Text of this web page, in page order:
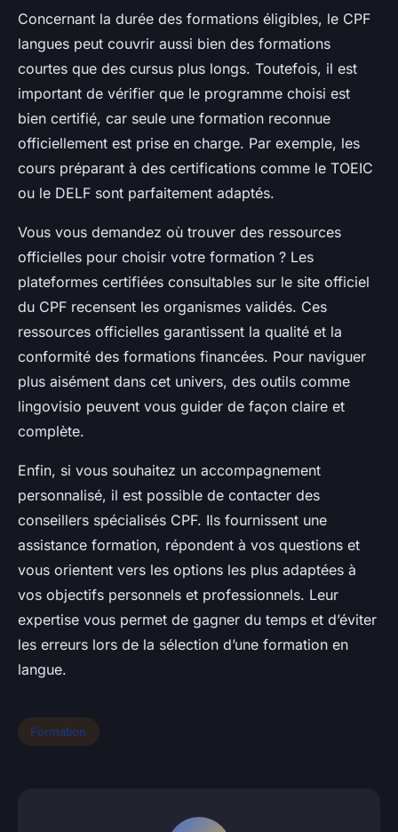
Concernant la durée des formations éligibles, le CPF
langues peut couvrir aussi bien des formations
courtes que des cursus plus longs. Toutefois, il est
important de vérifier que le programme choisi est
bien certifié, car seule une formation reconnue
officiellement est prise en charge. Par exemple, les
cours préparant à des certifications comme le TOEIC
ou le DELF sont parfaitement adaptés.
Vous vous demandez où trouver des ressources
officielles pour choisir votre formation ? Les
plateformes certifiées consultables sur le site officiel
du CPF recensent les organismes validés. Ces
ressources officielles garantissent la qualité et la
conformité des formations financées. Pour naviguer
plus aisément dans cet univers, des outils comme
lingovisio peuvent vous guider de façon claire et
complète.
Enfin, si vous souhaitez un accompagnement
personnalisé, il est possible de contacter des
conseillers spécialisés CPF. Ils fournissent une
assistance formation, répondent à vos questions et
vous orientent vers les options les plus adaptées à
vos objectifs personnels et professionnels. Leur
expertise vous permet de gagner du temps et d’éviter
les erreurs lors de la sélection d’une formation en
langue.
Formation